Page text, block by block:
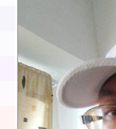
展演活
請一案